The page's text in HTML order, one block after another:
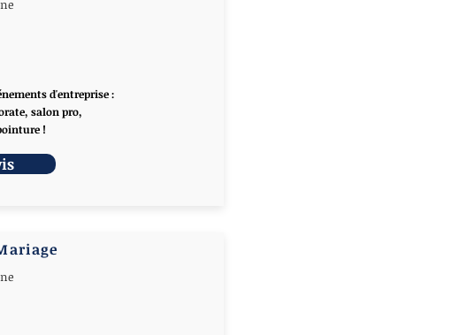
d'entreprise :
salon pro,
!